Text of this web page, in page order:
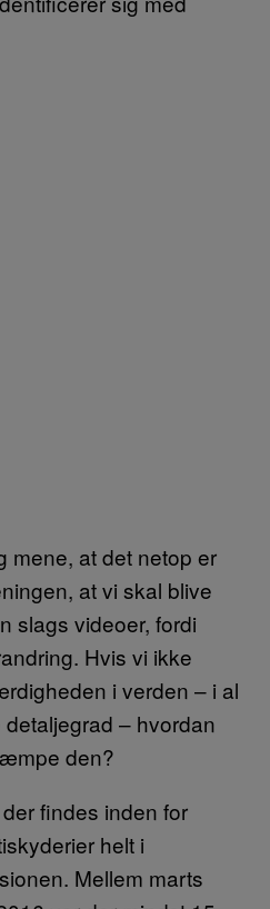
mene, at det netop er
at vi skal blive
slags videoer, fordi
Hvis vi ikke
i verden – i al
– hvordan
den?
findes inden for
helt i
Mellem marts